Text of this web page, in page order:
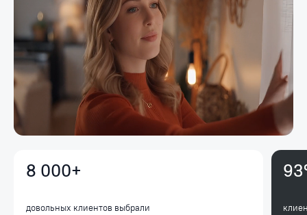
8 000+
довольных клиентов выбрали